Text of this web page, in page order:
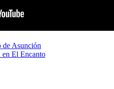
de Asunción
en El Encanto